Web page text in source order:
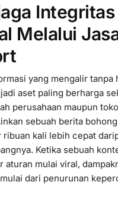
Melalui
yang mengalir tanpa
aset paling berharga
perusahaan maupun
sebuah berita
ribuan kali lebih cepat
Ketika sebuah
aturan mulai viral,
dari penurunan